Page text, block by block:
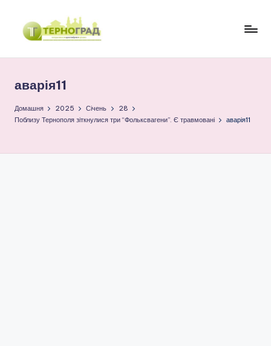
Перейти
р
н
г
аварія11
Домашня 2025 Січень
28
Поблизу Тернополя зіткнулися три “Фольксвагени”. Є травмовані
аварія11